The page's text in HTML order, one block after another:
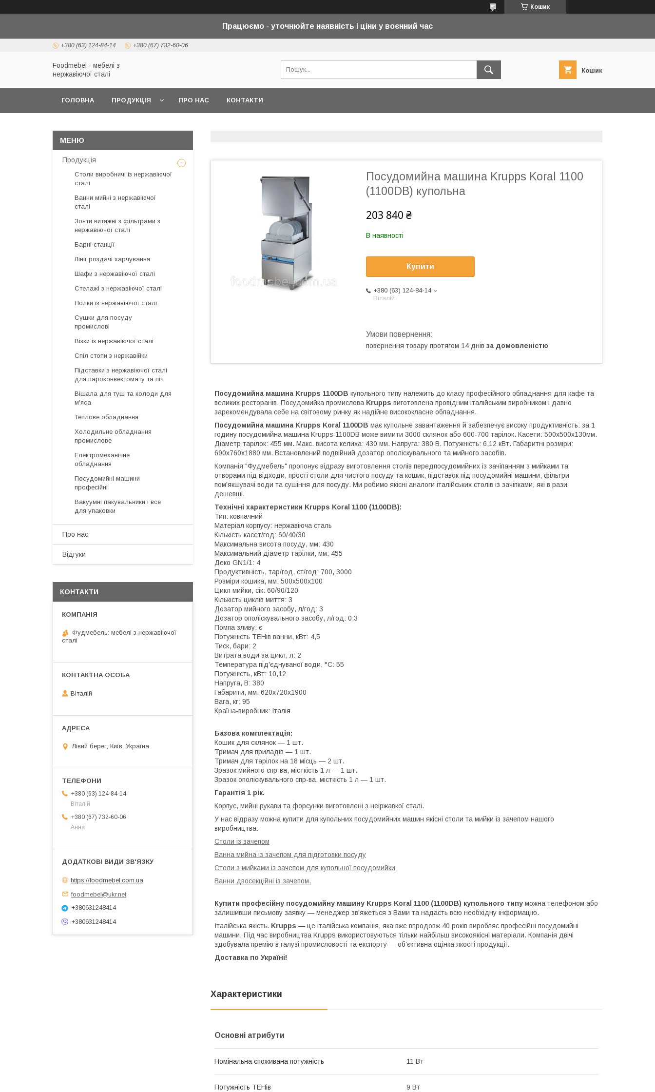
Кошик
Працюємо - уточнюйте наявність і ціни у воєнний час
+380 (63) 124-84-14 +380 (67) 732-60-06
Foodmebel - мебелі з
нержавіючої сталі
Кошик
ГОЛОВНА ПРОДУКЦІЯ ПРО НАС КОНТАКТИ
Посудомийна машина Krupps Koral 1100
(1100DB) купольна
203 840 ₴
В наявності
Купити
+380 (63) 124-84-14
Віталій
повернення товару протягом 14 днів за домовленістю
Посудомийна машина Krupps 1100DB купольного типу належить до класу професійного обладнання для кафе та
великих ресторанів. Посудомийка промислова Krupps виготовлена провідним італійським виробником і давно
зарекомендувала себе на світовому ринку як надійне висококласне обладнання.
Посудомийна машина Krupps Koral 1100DB має купольне завантаження й забезпечує високу продуктивність: за 1
годину посудомийна машина Krupps 1100DB може вимити 3000 склянок або 600-700 тарілок. Касети: 500х500х130мм.
Діаметр тарілок: 455 мм. Макс. висота келиха: 430 мм. Напруга: 380 В. Потужність: 6,12 кВт. Габаритні розміри:
690х760х1880 мм. Встановлений подвійний дозатор ополіскувального та мийного засобів.
Компанія "Фудмебель" пропонує відразу виготовлення столів передпосудомийних із зачіпанням з мийками та
отворами під відходи, прості столи для чистого посуду та кошик, підставок під посудомийні машини, фільтри
пом'якшувачі води та сушіння для посуду. Ми робимо якісні аналоги італійських столів із зачіпками, які в рази
дешевші.
Технічні характеристики Krupps Koral 1100 (1100DB):
Тип: ковпачний
Матеріал корпусу: нержавіюча сталь
Кількість касет/год: 60/40/30
Максимальна висота посуду, мм: 430
Максимальний діаметр тарілки, мм: 455
Деко GN1/1: 4
Продуктивність, тар/год, ст/год: 700, 3000
Розміри кошика, мм: 500х500х100
Цикл мийки, сік: 60/90/120
Кількість циклів миття: 3
Дозатор мийного засобу, л/год: 3
Дозатор ополіскувального засобу, л/год: 0,3
Помпа зливу: є
Потужність ТЕНів ванни, кВт: 4,5
Тиск, бари: 2
Витрата води за цикл, л: 2
Температура під'єднуваної води, °C: 55
Потужність, кВт: 10,12
Напруга, В: 380
Габарити, мм: 620х720х1900
Вага, кг: 95
Країна-виробник: Італія
Базова комплектація:
Кошик для склянок — 1 шт.
Тримач для приладів — 1 шт.
Тримач для тарілок на 18 місць — 2 шт.
Зразок мийного спр-ва, місткість 1 л — 1 шт.
Зразок ополіскувального спр-ва, місткість 1 л — 1 шт.
Гарантія 1 рік.
Корпус, мийні рукави та форсунки виготовлені з неіржавкої сталі.
У нас відразу можна купити для купольних посудомийних машин якісні столи та мийки із зачепом нашого
виробництва:
Столи із зачепом
Ванна мийна із зачепом для підготовки посуду
Столи з мийками із зачепом для купольної посудомийки
Ванни двосекційні із зачепом.
Купити професійну посудомийну машину Krupps Koral 1100 (1100DB) купольного типу можна телефоном або
залишивши письмову заявку — менеджер зв'яжеться з Вами та надасть всю необхідну інформацію.
Італійська якість. Krupps — це італійська компанія, яка вже впродовж 40 років виробляє професійні посудомийні
машини. Під час виробництва Krupps використовуються тільки найбільш високоякісні матеріали. Компанія двічі
здобувала премію в галузі промисловості та експорту — об'єктивна оцінка якості продукції.
Доставка по Україні!
Характеристики
Основні атрибути
Номінальна споживана потужність 11 Вт
Потужність ТЕНів 9 Вт
Продукція
Столи виробничі із нержавіючої
сталі
Ванни мийні з нержавіючої
сталі
Зонти витяжні з фільтрами з
нержавіючої сталі
Барні станції
Лінії роздачі харчування
Шафи з нержавіючої сталі
Стелажі з нержавіючої сталі
Полки із нержавіючої сталі
Сушки для посуду
промислові
Візки із нержавіючої сталі
Спіл стопи з нержавійки
Підставки з нержавіючої сталі
для пароконвектомату та піч
Вішала для туш та колоди для
м'яса
Теплове обладнання
Холодильне обладнання
промислове
Електромеханічне
обладнання
Посудомийні машини
професійні
Вакуумні пакувальники і все
для упаковки
Про нас
Відгуки
КОНТАКТИ
Фудмебель: мебелі з нержавіючої
сталі
Віталій
Лівий берег, Київ, Україна
+380 (63) 124-84-14
Віталій
+380 (67) 732-60-06
Анна
https://foodmebel.com.ua
foodmebel@ukr.net
+380631248414
+380631248414